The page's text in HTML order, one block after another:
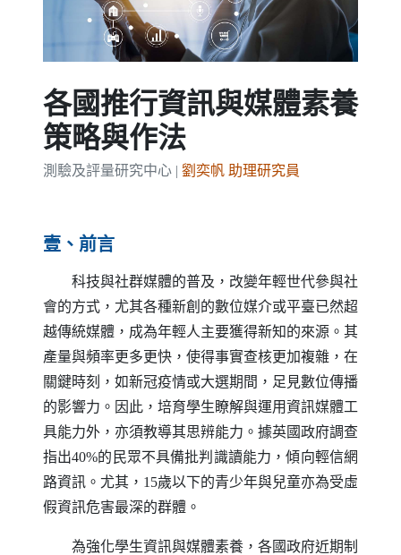
各國推行資訊與媒體素養
策略與作法
測驗及評量研究中心 | 劉奕帆 助理研究員
壹、前言
科技與社群媒體的普及，改變年輕世代參與社
會的方式，尤其各種新創的數位媒介或平臺已然超
越傳統媒體，成為年輕人主要獲得新知的來源。其
產量與頻率更多更快，使得事實查核更加複雜，在
關鍵時刻，如新冠疫情或大選期間，足見數位傳播
的影響力。因此，培育學生瞭解與運用資訊媒體工
具能力外，亦須教導其思辨能力。據英國政府調查
指出40%的民眾不具備批判識讀能力，傾向輕信網
路資訊。尤其，15歲以下的青少年與兒童亦為受虛
假資訊危害最深的群體。
為強化學生資訊與媒體素養，各國政府近期制